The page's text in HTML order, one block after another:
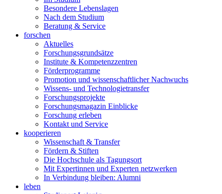
Besondere Lebenslagen
Nach dem Studium
Beratung & Service
forschen
Aktuelles
Forschungsgrundsätze
Institute & Kompetenzzentren
Förderprogramme
Promotion und wissenschaftlicher Nachwuchs
Wissens- und Technologietransfer
Forschungsprojekte
Forschungsmagazin Einblicke
Forschung erleben
Kontakt und Service
kooperieren
Wissenschaft & Transfer
Fördern & Stiften
Die Hochschule als Tagungsort
Mit Expertinnen und Experten netzwerken
In Verbindung bleiben: Alumni
leben